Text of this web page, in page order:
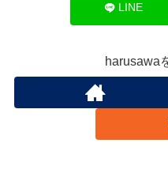
LINE
harusawa